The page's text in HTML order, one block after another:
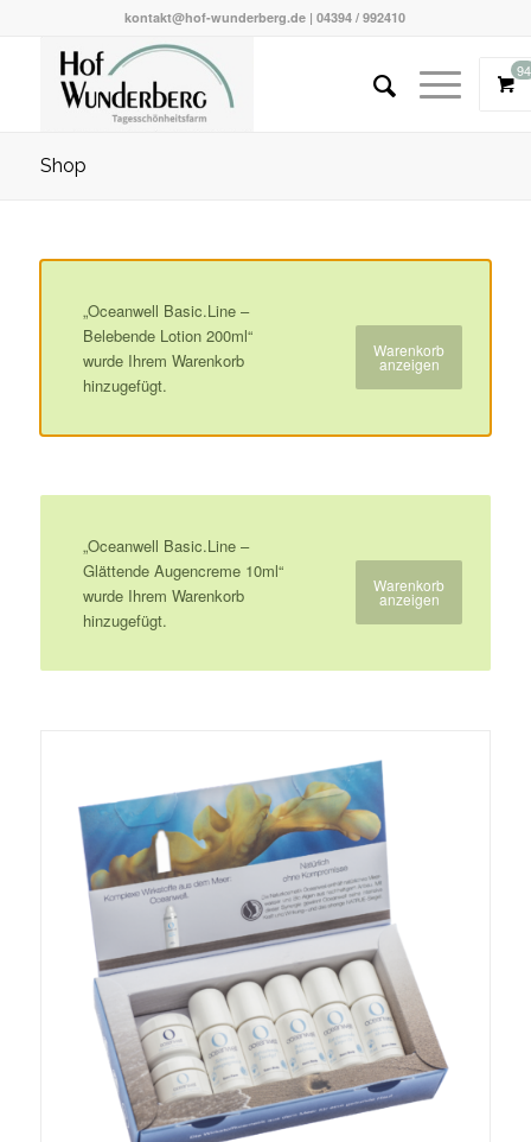
kontakt@hof-wunderberg.de | 04394 / 992410
94
Shop
„Oceanwell Basic.Line –
Belebende Lotion 200ml“
wurde Ihrem Warenkorb
hinzugefügt.
Warenkorb
anzeigen
„Oceanwell Basic.Line –
Glättende Augencreme 10ml“
wurde Ihrem Warenkorb
hinzugefügt.
Warenkorb
anzeigen